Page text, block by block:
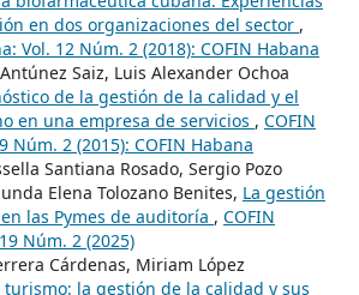
en dos organizaciones del sector ,
Vol. 12 Núm. 2 (2018): COFIN Habana
Saiz, Luis Alexander Ochoa
de la gestión de la calidad y el
en una empresa de servicios , COFIN
Núm. 2 (2015): COFIN Habana
Santiana Rosado, Sergio Pozo
Elena Tolozano Benites, La gestión
las Pymes de auditoría , COFIN
Núm. 2 (2025)
Cárdenas, Miriam López
turismo: la gestión de la calidad y sus